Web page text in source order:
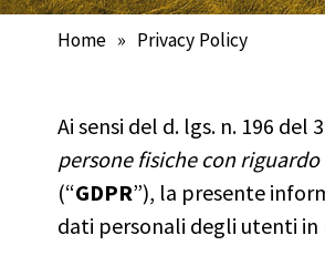
Home » Privacy Policy
Ai sensi del d. lgs. n. 196 del
persone fisiche con
(“GDPR”), la presente
dati personali degli utenti